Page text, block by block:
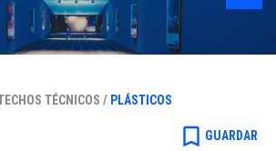
TÉCNICOS / PLÁSTICOS
bookmark_border GUARDAR